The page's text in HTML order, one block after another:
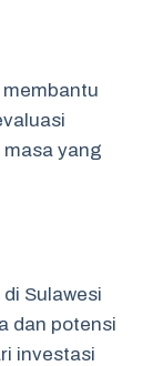
yang
Sulawesi
dan potensi
investasi